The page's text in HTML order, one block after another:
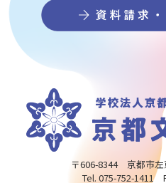
〒606-8344 京都市左
Tel. 075-752-1411